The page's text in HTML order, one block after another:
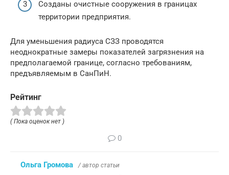
Созданы очистные сооружения в границах
территории предприятия.
Для уменьшения радиуса СЗЗ проводятся
неоднократные замеры показателей загрязнения на
предполагаемой границе, согласно требованиям,
предъявляемым в СанПиН.
Рейтинг
( Пока оценок нет )
0
Ольга Громова / автор статьи